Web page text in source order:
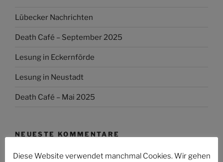
Lübecker Nachrichten
Death Café – September 2025
Lesung in Eckernförde
Lesung in Neustadt
Death Café – Mai 2025
NEUESTE KOMMENTARE
Diese Website verwendet manchmal Cookies. Wir gehen